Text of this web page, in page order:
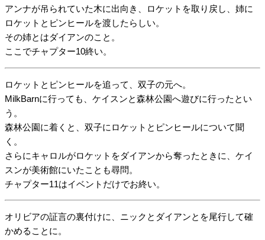
アンナが吊られていた木に出向き、ロケットを取り戻し、姉に
ロケットとピンヒールを渡したらしい。
その姉とはダイアンのこと。
ここでチャプター10終い。
ロケットとピンヒールを追って、双子の元へ。
MilkBarnに行っても、ケイスンと森林公園へ遊びに行ったとい
う。
森林公園に着くと、双子にロケットとピンヒールについて聞
く。
さらにキャロルがロケットをダイアンから奪ったときに、ケイ
スンが美術館にいたことも尋問。
チャプター11はイベントだけでお終い。
オリビアの証言の裏付けに、ニックとダイアンとを尾行して確
かめることに。